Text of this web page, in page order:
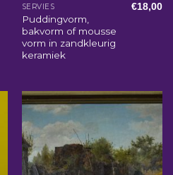
SERVIES
Puddingvorm,
bakvorm of mousse
vorm in zandkleurig
keramiek
€18,00